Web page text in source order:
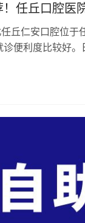
任丘口腔医
丘仁安口腔位
便利度比较好